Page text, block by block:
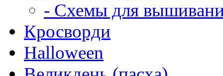
- Схемы для
Кросворди
Halloween